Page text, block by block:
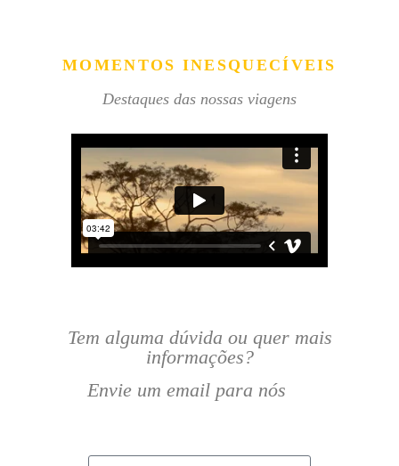
MOMENTOS INESQUECÍVEIS
Destaques das nossas viagens
Tem alguma dúvida ou quer mais
informações?
Envie um email para nós